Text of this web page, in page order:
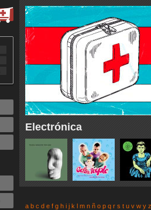
Electrónica
a b c d e f g h i j k l m n ñ o p q r s t u v w y z